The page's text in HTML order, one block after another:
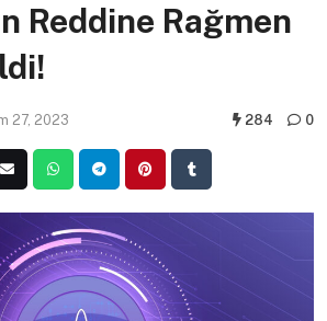
Reddine Rağmen
27, 2023 284 0